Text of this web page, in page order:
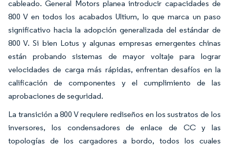
cableado. General Motors planea introducir capacidades de
800 V en todos los acabados Ultium, lo que marca un paso
significativo hacia la adopción generalizada del estándar de
800 V. Si bien Lotus y algunas empresas emergentes chinas
están probando sistemas de mayor voltaje para lograr
velocidades de carga más rápidas, enfrentan desafíos en la
calificación de componentes y el cumplimiento de las
aprobaciones de seguridad.
La transición a 800 V requiere rediseños en los sustratos de los
inversores, los condensadores de enlace de CC y las
topologías de los cargadores a bordo, todos los cuales